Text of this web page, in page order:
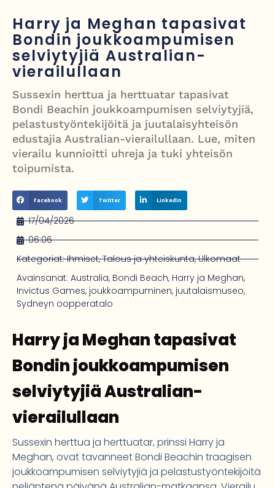
Öljyn hinta sukelsi – Pakistanin välittämä USA–Iran-sopimus avaa
Hormuzinsalmen
törkyrunosta – kunnianloukkaus tutkintaan
Israelin isku Beirutiin kiristää jännitteitä – Hezbollah, Iran ja
tulitaukosopu vaakalaudalla
Harry ja Meghan tapasivat
Bondin joukkoampumisen
selviytyjiä Australian-
vierailullaan
Sussexin herttua ja herttuatar tapasivat
Bondi Beachin joukkoampumisen selviytyjiä,
pelastustyöntekijöitä ja juutalaisyhteisön
edustajia Australian-vierailullaan. Lue, miten
vierailu kunnioitti uhreja ja tuki yhteisön
toipumista.
Facebook Twitter LinkedIn
17/04/2026
06:06
Kategoriat: Ihmiset,Talous ja yhteiskunta,Ulkomaat
Avainsanat: Australia, Bondi Beach, Harry ja Meghan,
Invictus Games, joukkoampuminen, juutalaismuseo,
Sydneyn oopperatalo
Harry ja Meghan tapasivat
Bondin joukkoampumisen
selviytyjiä Australian-
vierailullaan
Sussexin herttua ja herttuatar, prinssi Harry ja
Meghan, ovat tavanneet Bondi Beachin traagisen
joukkoampumisen selviytyjiä ja pelastustyöntekijöitä